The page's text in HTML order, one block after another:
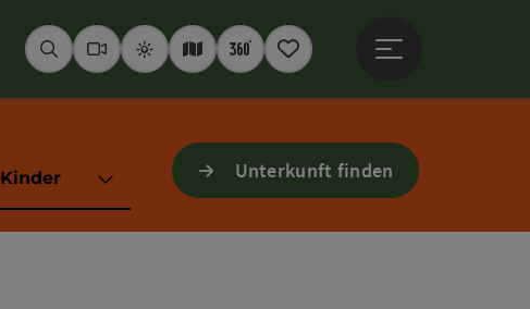
SuchenWebcams
WetterInteraktive Karte
360° Panoramen
Merkzettel
Kinder Unterkunft finden